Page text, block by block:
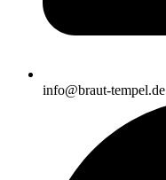
info@braut-tempel.de